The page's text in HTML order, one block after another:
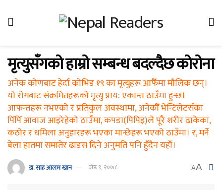
मृत्युसँगको हाम्रो सम्बन्ध बदल्दैछ कोरोना
अनेक कोणबाट हेर्दा कोभिड १९ का मृत्युहरू आफैँमा मौलिक छन्।
यो रोगबाट संक्रमितहरूको मृत्यु प्राय: एकान्त ठाउँमा हुन्छ।
आफन्तहरू नभएको र प्रतिकुल अवस्थामा, अनेकौँ भेन्टिलेटर्सका
पिँपिँ आवाज आइरेहेको ठाउँमा, कपडा(पिपिइ)ले पूरै शरीर ढाकेका,
कठोर र धमिला अनुहारहरू भएका मान्छेहरू भएको ठाउँमा। र, मर्ने
बेला हातमा समातेर ढाडस दिने अनुमति पनि हुँदैन यहाँ।
डा. साह आलम खान जेष्ठ ९, २०७८ AA